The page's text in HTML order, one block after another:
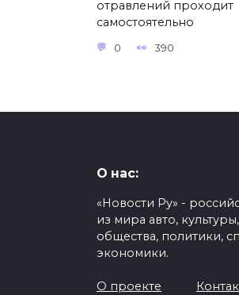
отравлений проходит
самостоятельно
0 390
О нас:
«Новости Ру» -
из мира авто,
общества, политики,
экономики.
О проекте